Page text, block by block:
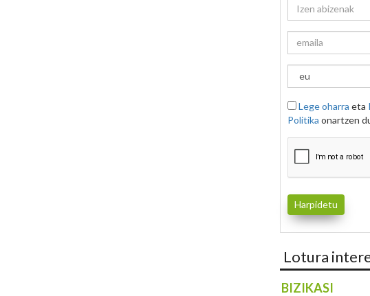
Lege oharra eta
Politika onartzen
Lotura
BIZIKASI